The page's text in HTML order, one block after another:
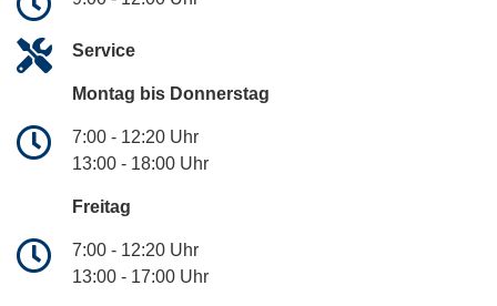
Service
Montag bis Donnerstag
7:00 - 12:20 Uhr
13:00 - 18:00 Uhr
Freitag
7:00 - 12:20 Uhr
13:00 - 17:00 Uhr